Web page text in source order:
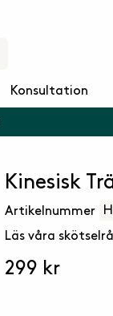
Konsultation
Kinesisk
Artikelnummer
Läs våra
299 kr